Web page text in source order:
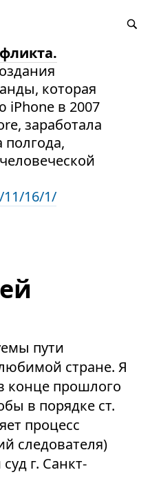
которая
iPhone в 2007
заработала
16/1/
пути
стране. Я
конце прошлого
в порядке ст.
процесс
следователя)
г. Санкт-